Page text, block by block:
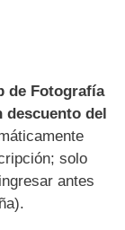
de Fotografía
descuento del
solo
antes